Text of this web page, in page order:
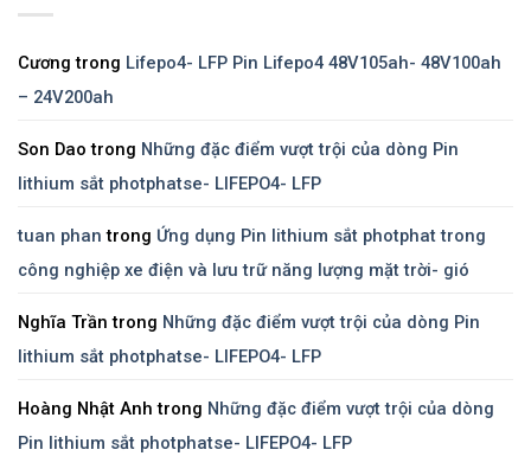
Cương trong Lifepo4- LFP Pin Lifepo4 48V105ah- 48V100ah
– 24V200ah
Son Dao trong Những đặc điểm vượt trội của dòng Pin
lithium sắt photphatse- LIFEPO4- LFP
tuan phan trong Ứng dụng Pin lithium sắt photphat trong
công nghiệp xe điện và lưu trữ năng lượng mặt trời- gió
Nghĩa Trần trong Những đặc điểm vượt trội của dòng Pin
lithium sắt photphatse- LIFEPO4- LFP
Hoàng Nhật Anh trong Những đặc điểm vượt trội của dòng
Pin lithium sắt photphatse- LIFEPO4- LFP